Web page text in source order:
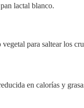
lactal blanco.
para saltear los
en calorías y